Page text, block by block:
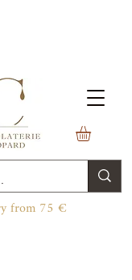
from 75 €